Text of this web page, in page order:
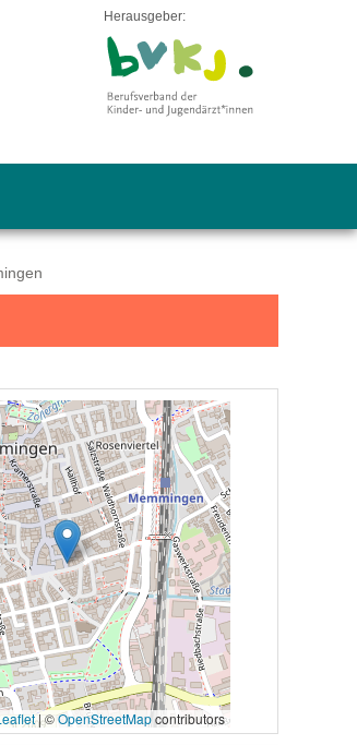
Herausgeber:
|©OpenStreetMapcontributors